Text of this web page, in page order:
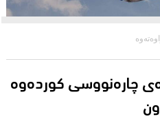
چارەنووسی كوردەوە